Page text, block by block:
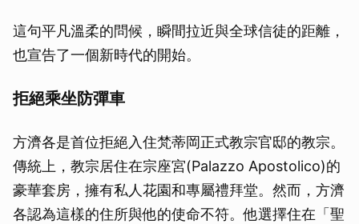
這句平凡溫柔的問候，瞬間拉近與全球信徒的距離，
也宣告了一個新時代的開始。
拒絕乘坐防彈車
方濟各是首位拒絕入住梵蒂岡正式教宗官邸的教宗。
傳統上，教宗居住在宗座宮(Palazzo Apostolico)的
豪華套房，擁有私人花園和專屬禮拜堂。然而，方濟
各認為這樣的住所與他的使命不符。他選擇住在「聖